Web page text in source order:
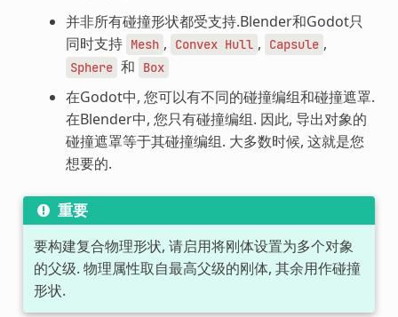
并非所有碰撞形状都受支持.Blender和Godot只
同时支持 Mesh , Convex Hull , Capsule ,
Sphere 和 Box
在Godot中, 您可以有不同的碰撞编组和碰撞遮罩.
在Blender中, 您只有碰撞编组. 因此, 导出对象的
碰撞遮罩等于其碰撞编组. 大多数时候, 这就是您
想要的.
重要
要构建复合物理形状, 请启用将刚体设置为多个对象
的父级. 物理属性取自最高父级的刚体, 其余用作碰撞
形状.